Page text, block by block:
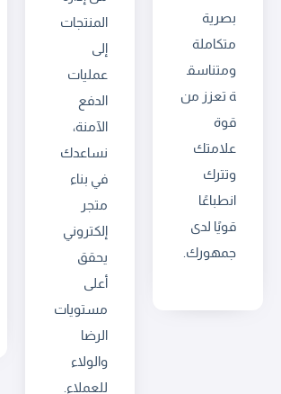
بصرية
متكاملة
ومتناسق
ة تعزز من
قوة
علامتك
وتترك
انطباعًا
قويًا لدى
جمهورك.
المنتجات
إلى
عمليات
الدفع
الآمنة،
نساعدك
في بناء
متجر
إلكتروني
يحقق
أعلى
مستويات
الرضا
والولاء
للعملاء.